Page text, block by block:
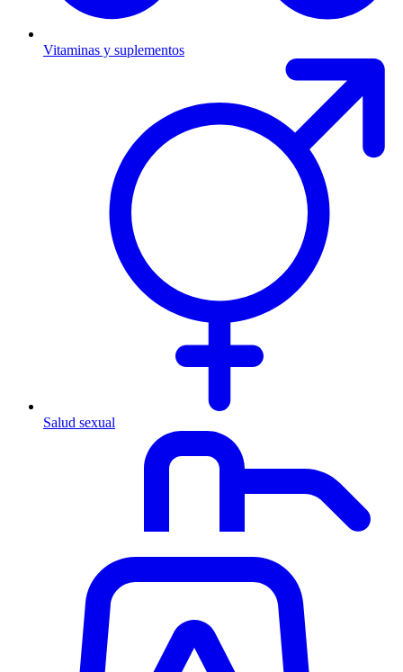
Vitaminas y suplementos
Salud sexual